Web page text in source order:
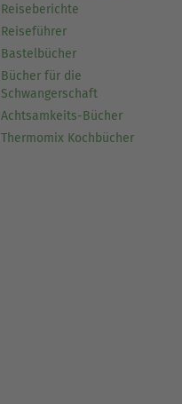
Reiseberichte
Reiseführer
Bastelbücher
Bücher für die
Schwangerschaft
Achtsamkeits-Bücher
Thermomix Kochbücher